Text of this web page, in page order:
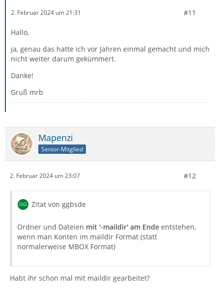
2. Februar 2024 um 21:31 #11
Hallo,
ja, genau das hatte ich vor Jahren einmal gemacht und mich
nicht weiter darum gekümmert.
Danke!
Gruß mrb
Mapenzi
Senior-Mitglied
2. Februar 2024 um 23:07 #12
Zitat von ggbsde
Ordner und Dateien mit '-maildir' am Ende entstehen,
wenn man Konten im maildir Format (statt
normalerweise MBOX Format)
Habt ihr schon mal mit maildir gearbeitet?